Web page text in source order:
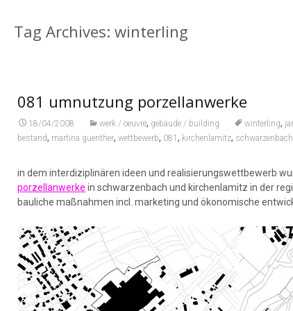
Tag Archives: winterling
081 umnutzung porzellanwerke
18/04/2008 werk / oeuvre, gebäude / building winterling,
bestand, martina guenther,wettbewerb, 081, kirchenlamitz, schwarzenbach
in dem interdiziplinären ideen und realisierungswettbewerb
porzellanwerke in schwarzenbach und kirchenlamitz in der
bauliche maßnahmen incl. marketing und ökonomische